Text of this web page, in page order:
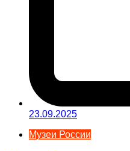
23.09.2025
Музеи России